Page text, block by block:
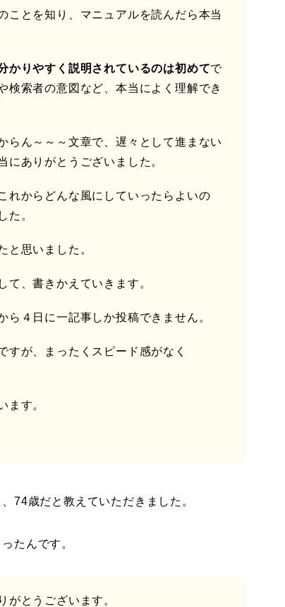
ことを知り、マニュアルを読んだら本当
かりやすく説明されているのは初めてで
検索者の意図など、本当によく理解でき
らん～～～文章で、遅々として進まない
にありがとうございました。
れからどんな風にしていったらよいの
た。
と思いました。
て、書きかえていきます。
４日に一記事しか投稿できません。
すが、まったくスピード感がなく
ます。
74歳だと教えていただきました。
たんです。
がとうございます。